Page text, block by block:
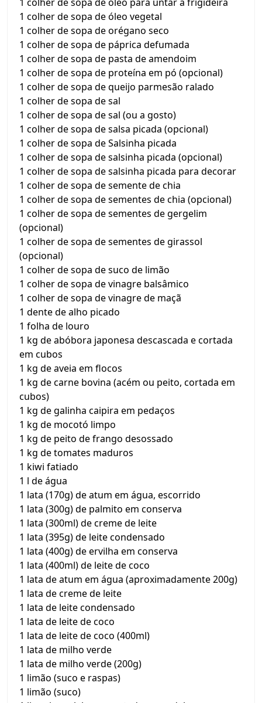
1 colher de sopa de óleo vegetal
1 colher de sopa de orégano seco
1 colher de sopa de páprica defumada
1 colher de sopa de pasta de amendoim
1 colher de sopa de proteína em pó (opcional)
1 colher de sopa de queijo parmesão ralado
1 colher de sopa de sal
1 colher de sopa de sal (ou a gosto)
1 colher de sopa de salsa picada (opcional)
1 colher de sopa de Salsinha picada
1 colher de sopa de salsinha picada (opcional)
1 colher de sopa de salsinha picada para decorar
1 colher de sopa de semente de chia
1 colher de sopa de sementes de chia (opcional)
1 colher de sopa de sementes de gergelim
(opcional)
1 colher de sopa de sementes de girassol
(opcional)
1 colher de sopa de suco de limão
1 colher de sopa de vinagre balsâmico
1 colher de sopa de vinagre de maçã
1 dente de alho picado
1 folha de louro
1 kg de abóbora japonesa descascada e cortada
em cubos
1 kg de aveia em flocos
1 kg de carne bovina (acém ou peito, cortada em
cubos)
1 kg de galinha caipira em pedaços
1 kg de mocotó limpo
1 kg de peito de frango desossado
1 kg de tomates maduros
1 kiwi fatiado
1 l de água
1 lata (170g) de atum em água, escorrido
1 lata (300g) de palmito em conserva
1 lata (300ml) de creme de leite
1 lata (395g) de leite condensado
1 lata (400g) de ervilha em conserva
1 lata (400ml) de leite de coco
1 lata de atum em água (aproximadamente 200g)
1 lata de creme de leite
1 lata de leite condensado
1 lata de leite de coco
1 lata de leite de coco (400ml)
1 lata de milho verde
1 lata de milho verde (200g)
1 limão (suco e raspas)
1 limão (suco)